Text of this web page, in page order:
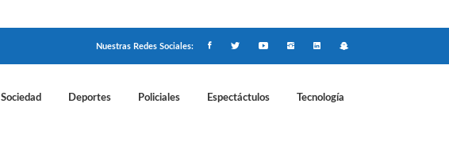
Nuestras Redes Sociales:
Sociedad Deportes Policiales Espectáctulos Tecnología